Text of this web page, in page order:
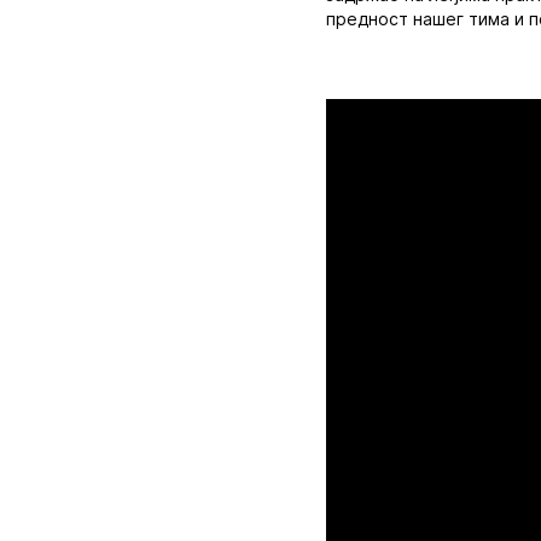
предност нашег тима и